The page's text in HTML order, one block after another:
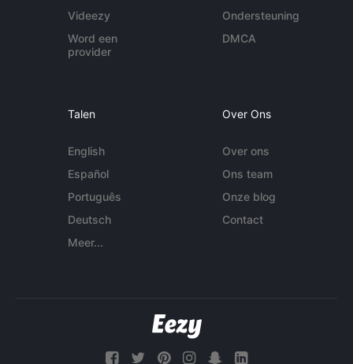
Videezy
Word een
provider
Ondersteuning
DMCA
Talen
English
Español
Português
Deutsch
Meer...
Over Ons
Over ons
Ons team
Onze blog
Contact